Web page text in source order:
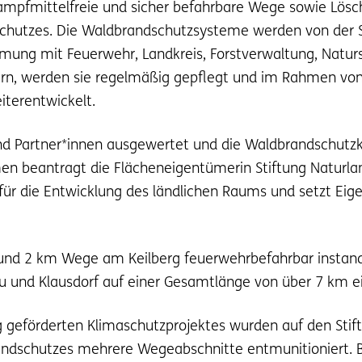
und sicher befahrbare Wege sowie
Die Waldbrandschutzsysteme werden von
mit Feuerwehr, Landkreis, Forstverwaltung,
werden sie regelmäßig gepflegt und im Rahmen
Partner*innen ausgewertet und die
beantragt die Flächeneigentümerin Stiftung
die Entwicklung des ländlichen Raums und setzt
2 km Wege am Keilberg feuerwehrbefahrbar
und Klausdorf auf einer Gesamtlänge von über 7 km
Klimaschutzprojektes wurden auf den
mehrere Wegeabschnitte entmunitioniert.